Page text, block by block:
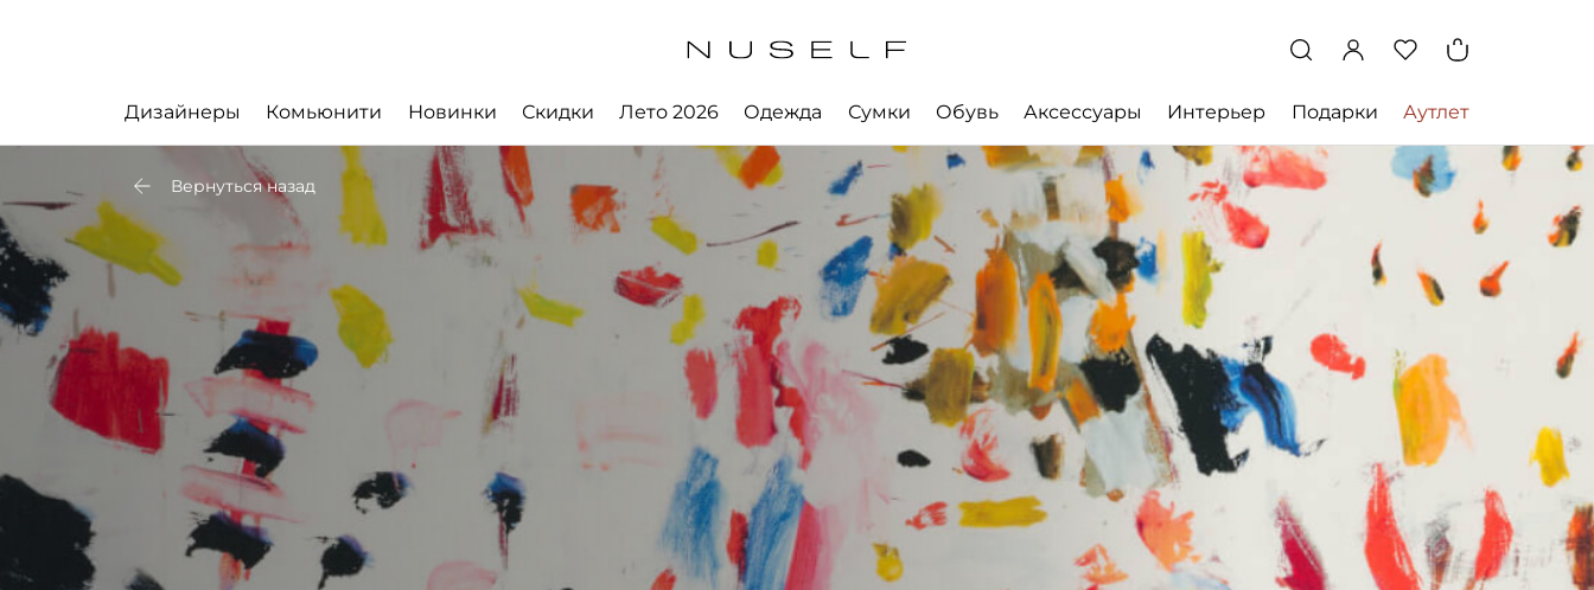
Дизайнеры Комьюнити Новинки Скидки Лето 2026 Одежда Сумки Обувь Аксессуары Интерьер Подарки Аутлет
Вернуться назад